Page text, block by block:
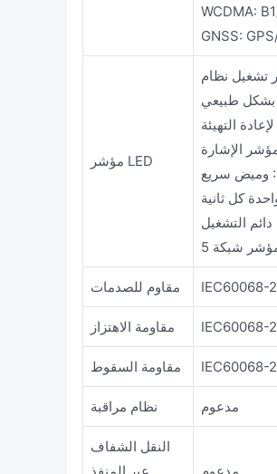
WCDMA:
GNSS:
مؤشر LED
مقاوم للصدمات IEC60068-
مقاومة الاهتزاز IEC60068-
مقاومة السقوط IEC60068-
نظام مراقبة مدعوم
النقل الشفاف